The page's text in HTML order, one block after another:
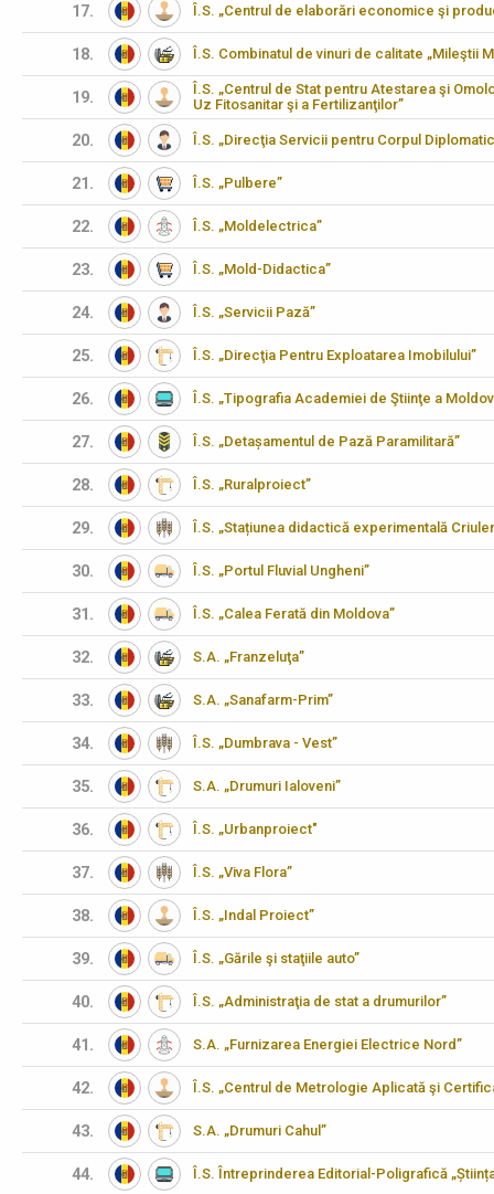
17. Î.S. „Centrul de elaborări economice şi
18. Î.S. Combinatul de vinuri de calitate „Mileştii
19.
Î.S. „Centrul de Stat pentru Atestarea şi
Uz Fitosanitar şi a Fertilizanţilor”
20. Î.S. „Direcţia Servicii pentru Corpul
21. Î.S. „Pulbere”
22. Î.S. „Moldelectrica”
23. Î.S. „Mold-Didactica”
24. Î.S. „Servicii Pază”
25. Î.S. „Direcţia Pentru Exploatarea Imobilului”
26. Î.S. „Tipografia Academiei de Ştiinţe a
27. Î.S. „Detașamentul de Pază Paramilitară”
28. Î.S. „Ruralproiect”
29. Î.S. „Stațiunea didactică experimentală
30. Î.S. „Portul Fluvial Ungheni”
31. Î.S. „Calea Ferată din Moldova”
32. S.A. „Franzeluţa”
33. S.A. „Sanafarm-Prim”
34. Î.S. „Dumbrava - Vest”
35. S.A. „Drumuri Ialoveni”
36. Î.S. „Urbanproiect"
37. Î.S. „Viva Flora”
38. Î.S. „Indal Proiect”
39. Î.S. „Gările şi staţiile auto”
40. Î.S. „Administraţia de stat a drumurilor”
41. S.A. „Furnizarea Energiei Electrice Nord”
42. Î.S. „Centrul de Metrologie Aplicată şi
43. S.A. „Drumuri Cahul”
44. Î.S. Întreprinderea Editorial-Poligrafică